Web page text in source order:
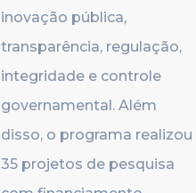
inovação pública,
transparência, regulação,
integridade e controle
governamental. Além
disso, o programa realizou
35 projetos de pesquisa